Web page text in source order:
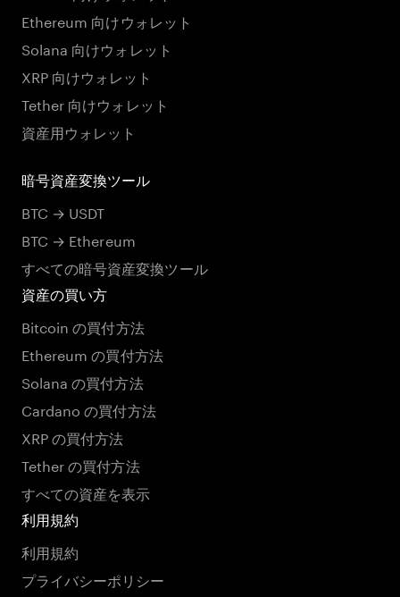
Ethereum 向けウォレット
Solana 向けウォレット
XRP 向けウォレット
Tether 向けウォレット
資産用ウォレット
暗号資産変換ツール
BTC → USDT
BTC → Ethereum
すべての暗号資産変換ツール
資産の買い方
Bitcoin の買付方法
Ethereum の買付方法
Solana の買付方法
Cardano の買付方法
XRP の買付方法
Tether の買付方法
すべての資産を表示
利用規約
利用規約
プライバシーポリシー